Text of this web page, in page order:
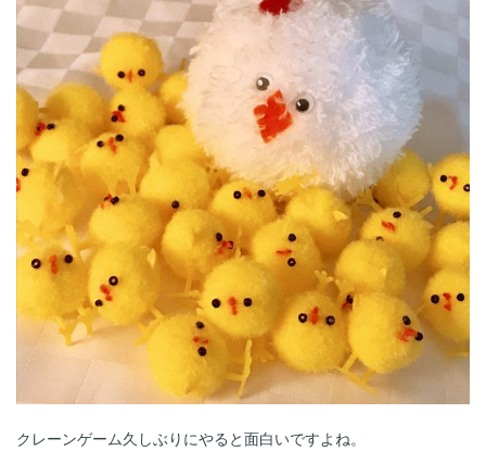
クレーンゲーム久しぶりにやると面白いですよね。